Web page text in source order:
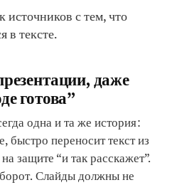
источников с тем, что
в тексте.
даже
готова”
одна и та же история:
быстро переносит текст из
защите “и так расскажет”.
Слайды должны не